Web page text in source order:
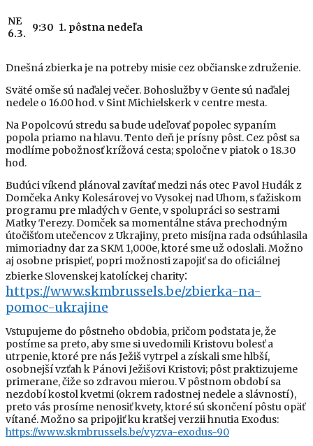
NE
6.3. 9:30 1. pôstna nedeľa
Dnešná zbierka je na potreby misie cez občianske združenie.
Sväté omše sú naďalej večer. Bohoslužby v Gente sú naďalej
nedele o 16.00 hod. v Sint Michielskerk v centre mesta.
Na Popolcovú stredu sa bude udeľovať popolec sypaním
popola priamo na hlavu. Tento deň je prísny pôst. Cez pôst sa
modlíme pobožnosť krížová cesta; spoločne v piatok o 18.30
hod.
Budúci víkend plánoval zavítať medzi nás otec Pavol Hudák z
Domčeka Anky Kolesárovej vo Vysokej nad Uhom, s ťažiskom
programu pre mladých v Gente, v spolupráci so sestrami
Matky Terezy. Domček sa momentálne stáva prechodným
útočišťom utečencov z Ukrajiny, preto misíjna rada odsúhlasila
mimoriadny dar za SKM 1,000e, ktoré sme už odoslali. Možno
aj osobne prispieť, popri možnosti zapojiť sa do oficiálnej
zbierke Slovenskej katolíckej charity:
https://www.skmbrussels.be/zbierka-na-
pomoc-ukrajine
Vstupujeme do pôstneho obdobia, pričom podstata je, že
postíme sa preto, aby sme si uvedomili Kristovu bolesť a
utrpenie, ktoré pre nás Ježiš vytrpel a získali sme hlbší,
osobnejší vzťah k Pánovi Ježišovi Kristovi; pôst praktizujeme
primerane, čiže so zdravou mierou. V pôstnom období sa
nezdobí kostol kvetmi (okrem radostnej nedele a slávností),
preto vás prosíme nenosiť kvety, ktoré sú skončení pôstu opäť
vítané. Možno sa pripojiť ku kratšej verzii hnutia Exodus:
https://www.skmbrussels.be/vyzva-exodus-90